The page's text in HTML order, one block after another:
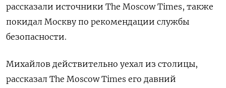
рассказали источники The Moscow Times, также
покидал Москву по рекомендации службы
безопасности.
Михайлов действительно уехал из столицы,
рассказал The Moscow Times его давний